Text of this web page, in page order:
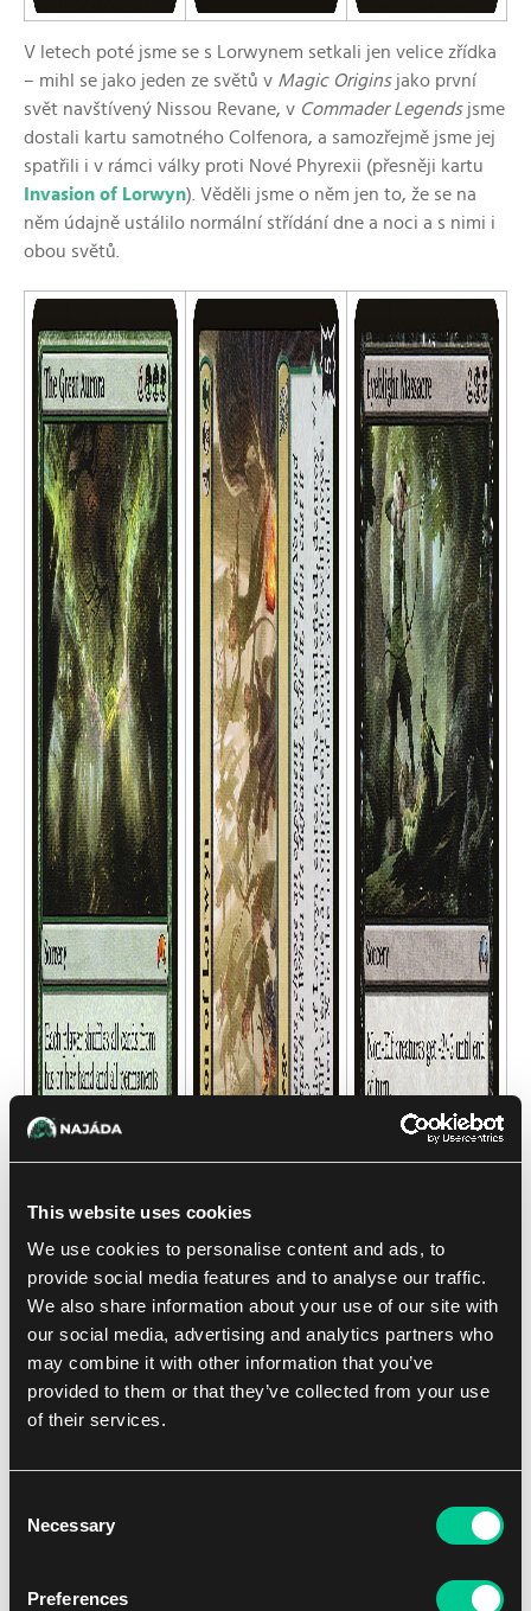
This website uses cookies
We use cookies to personalise content and ads, to
provide social media features and to analyse our traffic.
We also share information about your use of our site with
our social media, advertising and analytics partners who
may combine it with other information that you’ve
provided to them or that they’ve collected from your use
of their services.
Selection
Necessary
Preferences
V letech poté jsme se s Lorwynem setkali jen velice zřídka
– mihl se jako jeden ze světů v Magic Originsjako první
svět navštívený Nissou Revane, v Commader Legendsjsme
dostali kartu samotného Colfenora, a samozřejmě jsme jej
spatřili i v rámci války proti Nové Phyrexii (přesněji kartu
Invasion of Lorwyn). Věděli jsme o něm jen to, že se na
něm údajně ustálilo normální střídání dne a noci a s nimi i
obou světů.
návštěvy cizích světů přestaly být doménou sférochodců.
studentů prvního ročníku akademie Puštíkov (Strixhaven),